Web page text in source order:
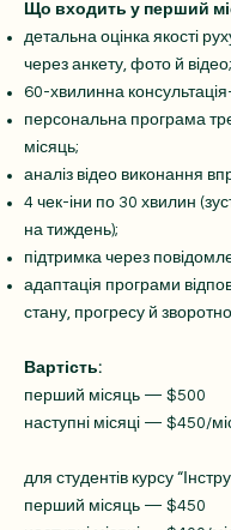
Що входить у перший
детальна оцінка якості
через анкету, фото й відео;
60-хвилинна
персональна програма
місяць;
аналіз відео виконання
4 чек-іни по 30 хвилин
на тиждень);
підтримка через
адаптація програми
стану, прогресу й
Вартість:
перший місяць — $500
наступні місяці — $450/
для студентів курсу
перший місяць — $450